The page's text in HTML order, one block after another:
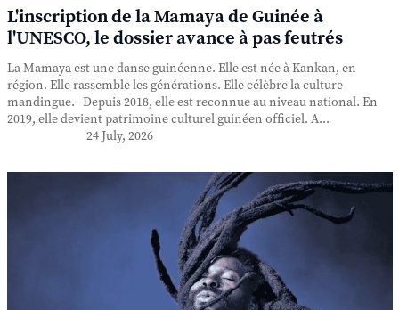
L'inscription de la Mamaya de Guinée à
l'UNESCO, le dossier avance à pas feutrés
La Mamaya est une danse guinéenne. Elle est née à Kankan, en
région. Elle rassemble les générations. Elle célèbre la culture
mandingue. Depuis 2018, elle est reconnue au niveau national. En
2019, elle devient patrimoine culturel guinéen officiel. A...
24 July, 2026